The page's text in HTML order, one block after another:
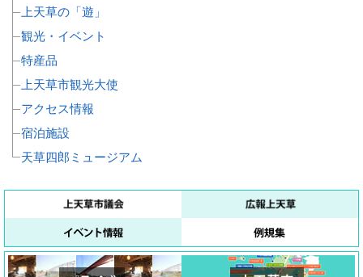
上天草の「遊」
観光・イベント
特産品
上天草市観光大使
アクセス情報
宿泊施設
天草四郎ミュージアム